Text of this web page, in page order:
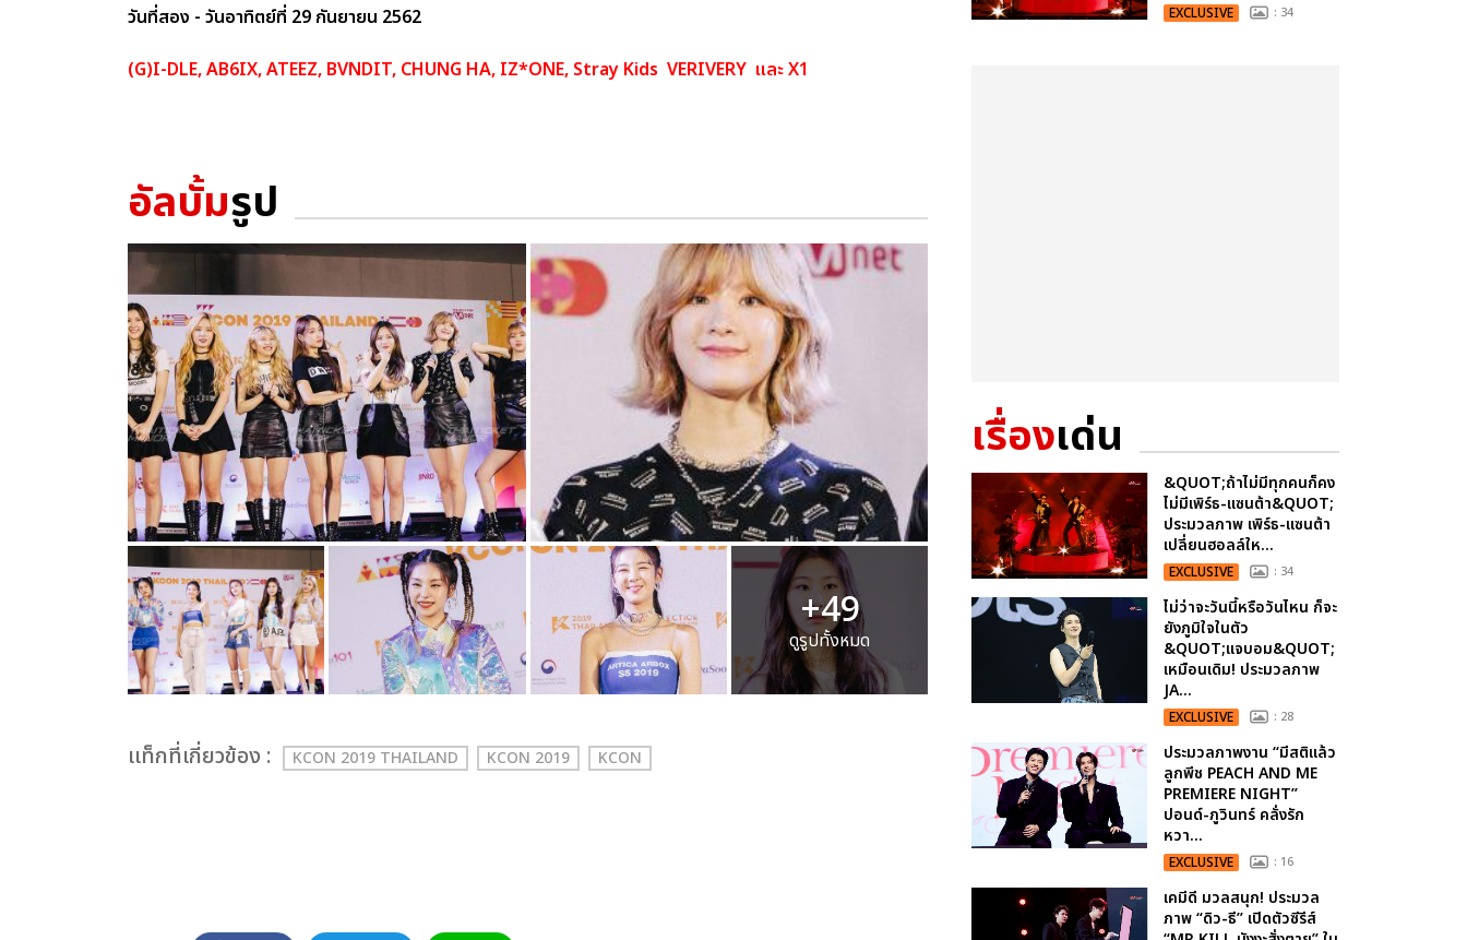
วันที่สอง - วันอาทิตย์ที่ 29 กันยายน 2562
(G)I-DLE, AB6IX, ATEEZ, BVNDIT, CHUNG HA, IZ*ONE, Stray Kids VERIVERY และ X1
อัลบั้มรูป
+49
ดูรูปทั้งหมด
เเท็กที่เกี่ยวข้อง : KCON 2019 THAILAND KCON 2019 KCON
EXCLUSIVE : 34
เรื่องเด่น
&QUOT;ถ้าไม่มีทุกคนก็คง
ไม่มีเพิร์ธ-แซนต้า&QUOT;
ประมวลภาพ เพิร์ธ-แซนต้า
เปลี่ยนฮอลล์ให...
EXCLUSIVE : 34
ไม่ว่าจะวันนี้หรือวันไหน ก็จะ
ยังภูมิใจในตัว
&QUOT;แจบอม&QUOT;
เหมือนเดิม! ประมวลภาพ
JA...
EXCLUSIVE : 28
ประมวลภาพงาน “มีสติแล้ว
ลูกพีช PEACH AND ME
PREMIERE NIGHT”
ปอนด์-ภูวินทร์ คลั่งรัก
หวา...
EXCLUSIVE : 16
เคมีดี มวลสนุก! ประมวล
ภาพ “ดิว-ธี” เปิดตัวซีรีส์